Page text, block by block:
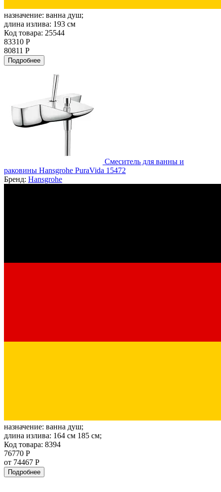
назначение: ванна душ;
длина излива: 193 см
Код товара: 25544
83310 Р
80811 Р
Подробнее
Смеситель для ванны и
раковины Hansgrohe PuraVida 15472
Бренд: Hansgrohe
назначение: ванна душ;
длина излива: 164 см 185 см;
Код товара: 8394
76770 Р
от 74467 Р
Подробнее